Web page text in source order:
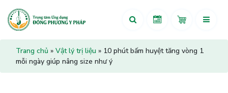
Trang chủ » Vật lý trị liệu » 10 phút bấm huyệt tăng vòng 1
mỗi ngày giúp nâng size như ý